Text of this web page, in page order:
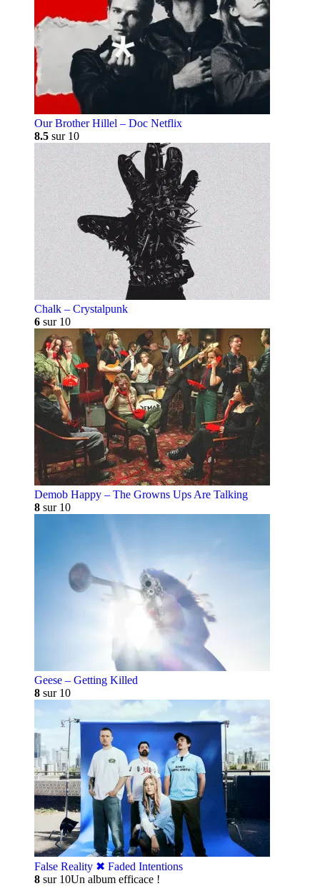
Our Brother Hillel – Doc Netflix
8.5 sur 10
Chalk – Crystalpunk
6 sur 10
Demob Happy – The Growns Ups Are Talking
8 sur 10
Geese – Getting Killed
8 sur 10
False Reality ✖︎ Faded Intentions
8 sur 10Un album efficace !